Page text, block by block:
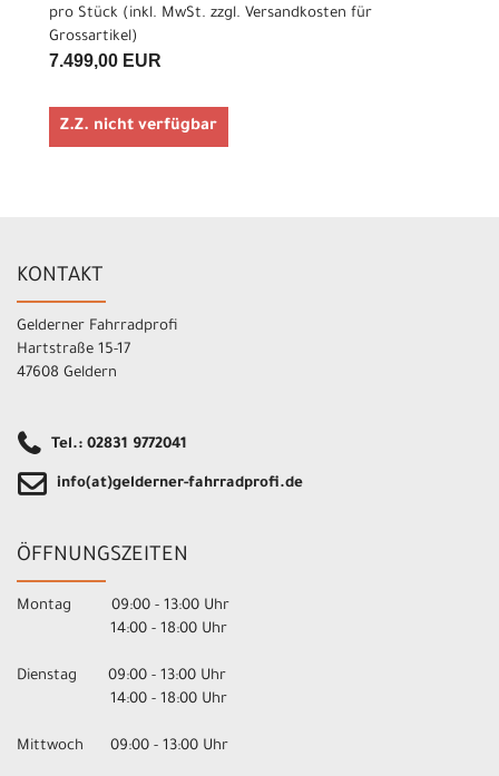
pro Stück (inkl. MwSt. zzgl. Versandkosten für
Grossartikel)
7.499,00 EUR
Z.Z. nicht verfügbar
KONTAKT
Gelderner Fahrradprofi
Hartstraße 15-17
47608 Geldern
Tel.: 02831 9772041
info(at)gelderner-fahrradprofi.de
ÖFFNUNGSZEITEN
Montag 09:00 - 13:00 Uhr
14:00 - 18:00 Uhr
Dienstag 09:00 - 13:00 Uhr
14:00 - 18:00 Uhr
Mittwoch 09:00 - 13:00 Uhr